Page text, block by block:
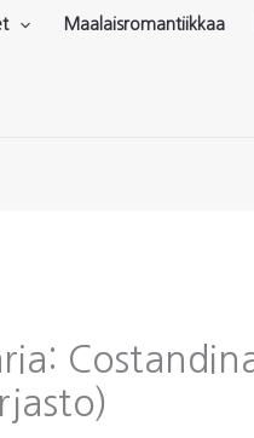
Maalaisromantiikkaa